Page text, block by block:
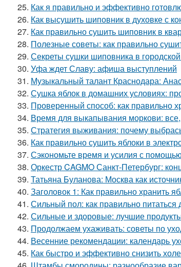
25. Как я правильно и эффективно
26. Как высушить шиповник в духовке с
27. Как правильно сушить шиповник в
28. Полезные советы: как правильно
29. Секреты сушки шиповника в
30. Уфа ждет Славу: афиша выступлений
31. Музыкальный талант Краснодара:
32. Сушка яблок в домашних условиях:
33. Проверенный способ: как правильно
34. Время для выкапывания моркови:
35. Стратегия выживания: почему
36. Как правильно сушить яблоки в
37. Сэкономьте время и усилия с
38. Оркестр CAGMO Санкт-Петербург:
39. Татьяна Буланова: Москва как
40. Заголовок 1: Как правильно хранить
41. Сильный пол: как правильно
42. Сильные и здоровые: лучшие
43. Продолжаем ухаживать: советы по
44. Весенние рекомендации: календарь
45. Как быстро и эффективно снизить